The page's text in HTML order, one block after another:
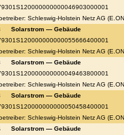
Schleswig-Holstein Netz AG
Solarstrom — Gebäude
Schleswig-Holstein Netz AG
Solarstrom — Gebäude
Schleswig-Holstein Netz AG
Solarstrom — Gebäude
Schleswig-Holstein Netz AG
Solarstrom — Gebäude